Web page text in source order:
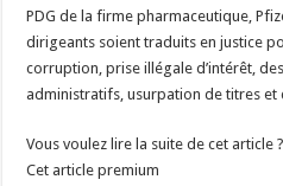
PDG de la firme pharmaceutique,
dirigeants soient traduits en justice
corruption, prise illégale d’intérêt,
administratifs, usurpation de titres et
Vous voulez lire la suite de cet article ?
Cet article premium